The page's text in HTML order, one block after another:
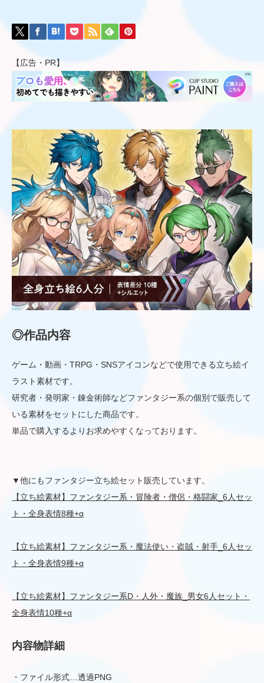
【広告・PR】
◎作品内容
ゲーム・動画・TRPG・SNSアイコンなどで使用できる立ち絵イ
ラスト素材です。
研究者・発明家・錬金術師などファンタジー系の個別で販売して
いる素材をセットにした商品です。
単品で購入するよりお求めやすくなっております。
▼他にもファンタジー立ち絵セット販売しています。
【立ち絵素材】ファンタジー系・冒険者・僧侶・格闘家_6人セッ
ト・全身表情8種+α
【立ち絵素材】ファンタジー系・魔法使い・盗賊・射手_6人セッ
ト・全身表情9種+α
【立ち絵素材】ファンタジー系D・人外・魔族_男女6人セット・
全身表情10種+α
内容物詳細
・ファイル形式…透過PNG